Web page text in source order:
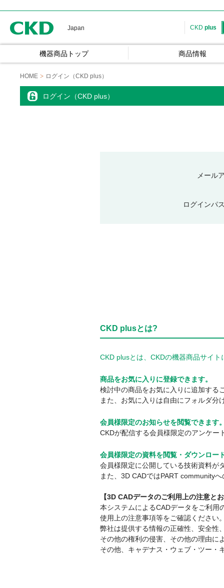
Japan CKD plus
機器商品トップ 商品情報
HOME ログイン（CKD plus）
ログイン（CKD plus）
メール
ログインパ
CKD plusとは?
CKD plusとは、CKDの機器商品サイ
商品をお気に入りに登録できます。
検討中の商品をお気に入りに追加する
また、お気に入りは自由にフォルダ
会員様限定のお知らせを閲覧できます
CKDが配信する会員様限定のアンケー
会員様限定の資料を閲覧・ダウンロー
会員様限定に公開している技術資料が
また、3D CADではPART community
【3D CADデータのご利用上の注意と
本システムによるCADデータをご利用
使用上の注意事項等をご確認ください
弊社は提供する情報の正確性、安全性
その他の権利の侵害、その他の理由に
その他、キャデナス・ウェブ・ツー・